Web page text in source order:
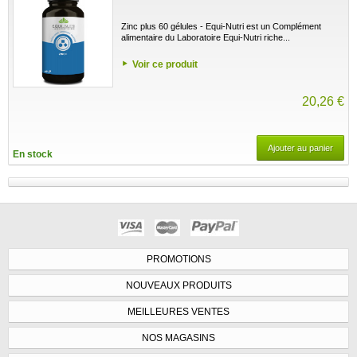
Zinc plus 60 gélules - Equi-Nutri est un Complément
alimentaire du Laboratoire Equi-Nutri riche...
Voir ce produit
20,26 €
En stock
Ajouter au panier
PROMOTIONS
NOUVEAUX PRODUITS
MEILLEURES VENTES
NOS MAGASINS